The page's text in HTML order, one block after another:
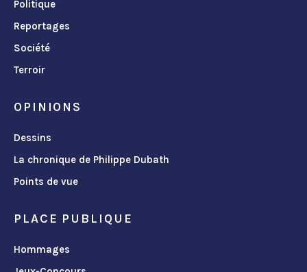
Politique
Reportages
Société
Terroir
OPINIONS
Dessins
La chronique de Philippe Dubath
Points de vue
PLACE PUBLIQUE
Hommages